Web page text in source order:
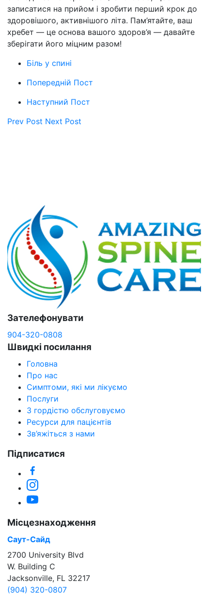
записатися на прийом і зробити перший крок до
здоровішого, активнішого літа. Пам’ятайте, ваш
хребет — це основа вашого здоров’я — давайте
зберігати його міцним разом!
Біль у спині
Попередній Пост
Наступний Пост
Prev Post Next Post
Зателефонувати
904-320-0808
Швидкі посилання
Головна
Про нас
Симптоми, які ми лікуємо
Послуги
З гордістю обслуговуємо
Ресурси для пацієнтів
Зв’яжіться з нами
Підписатися
Instagram
YouTube
Місцезнаходження
Саут-Сайд
2700 University Blvd
W. Building C
Jacksonville, FL 32217
(904) 320-0807